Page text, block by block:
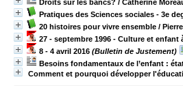
Droits sur les bancs? / Catherine
Pratiques des Sciences sociales - 3e
20 histoires pour vivre ensemble /
27 - septembre 1996 - Culture et enfant
8 - 4 avril 2016 (Bulletin de Justement)
Besoins fondamentaux de l’enfant :
Comment et pourquoi développer